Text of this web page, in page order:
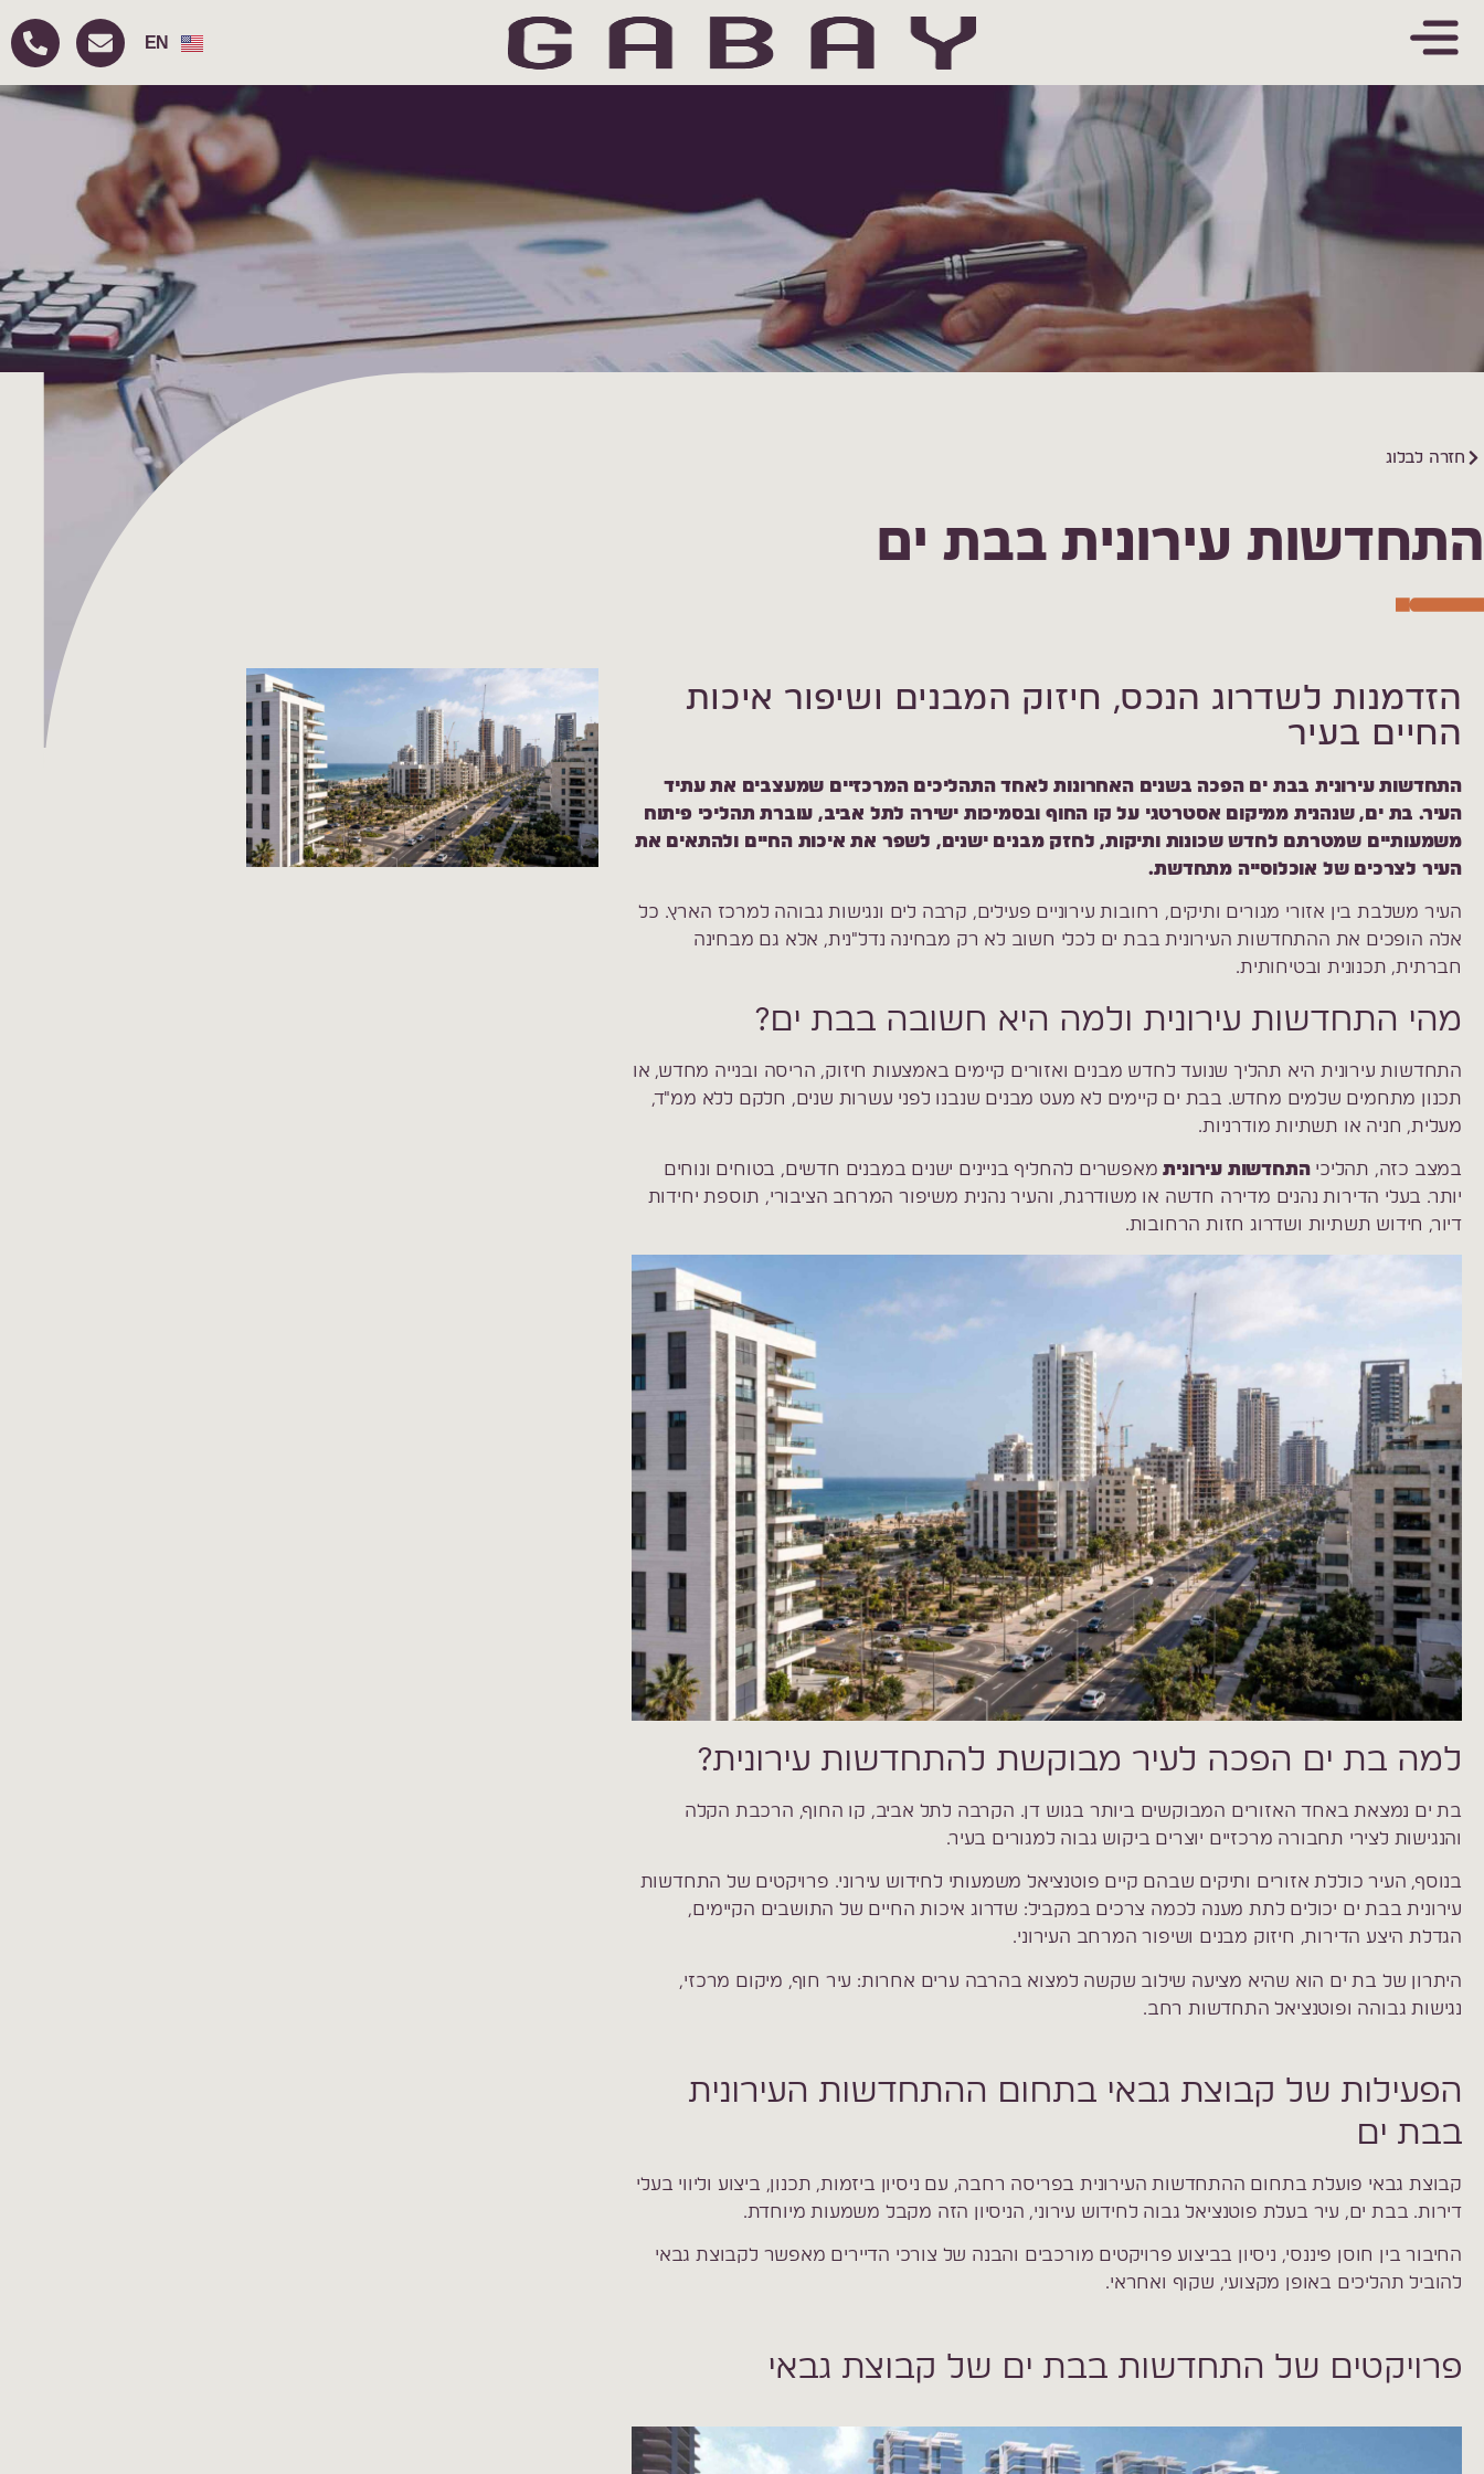
RU
חזרה לבלוג
התחדשות עירונית בבת ים
הזדמנות לשדרוג הנכס, חיזוק המבנים ושיפור איכות
החיים בעיר
התחדשות עירונית בבת ים הפכה בשנים האחרונות לאחד התהליכים המרכזיים שמעצבים את עתיד
העיר. בת ים, שנהנית ממיקום אסטרטגי על קו החוף ובסמיכות ישירה לתל אביב, עוברת תהליכי פיתוח
משמעותיים שמטרתם לחדש שכונות ותיקות, לחזק מבנים ישנים, לשפר את איכות החיים ולהתאים את
העיר לצרכים של אוכלוסייה מתחדשת.
העיר משלבת בין אזורי מגורים ותיקים, רחובות עירוניים פעילים, קרבה לים ונגישות גבוהה למרכז הארץ. כל
אלה הופכים את ההתחדשות העירונית בבת ים לכלי חשוב לא רק מבחינה נדל"נית, אלא גם מבחינה
חברתית, תכנונית ובטיחותית.
מהי התחדשות עירונית ולמה היא חשובה בבת ים?
התחדשות עירונית היא תהליך שנועד לחדש מבנים ואזורים קיימים באמצעות חיזוק, הריסה ובנייה מחדש, או
תכנון מתחמים שלמים מחדש. בבת ים קיימים לא מעט מבנים שנבנו לפני עשרות שנים, חלקם ללא ממ"ד,
מעלית, חניה או תשתיות מודרניות.
במצב כזה, תהליכיהתחדשות עירוניתמאפשרים להחליף בניינים ישנים במבנים חדשים, בטוחים ונוחים
יותר. בעלי הדירות נהנים מדירה חדשה או משודרגת, והעיר נהנית משיפור המרחב הציבורי, תוספת יחידות
דיור, חידוש תשתיות ושדרוג חזות הרחובות.
למה בת ים הפכה לעיר מבוקשת להתחדשות עירונית?
בת ים נמצאת באחד האזורים המבוקשים ביותר בגוש דן. הקרבה לתל אביב, קו החוף, הרכבת הקלה
והנגישות לצירי תחבורה מרכזיים יוצרים ביקוש גבוה למגורים בעיר.
בנוסף, העיר כוללת אזורים ותיקים שבהם קיים פוטנציאל משמעותי לחידוש עירוני. פרויקטים של התחדשות
עירונית בבת ים יכולים לתת מענה לכמה צרכים במקביל: שדרוג איכות החיים של התושבים הקיימים,
הגדלת היצע הדירות, חיזוק מבנים ושיפור המרחב העירוני.
היתרון של בת ים הוא שהיא מציעה שילוב שקשה למצוא בהרבה ערים אחרות: עיר חוף, מיקום מרכזי,
נגישות גבוהה ופוטנציאל התחדשות רחב.
הפעילות של קבוצת גבאי בתחום ההתחדשות העירונית
בבת ים
קבוצת גבאי פועלת בתחום ההתחדשות העירונית בפריסה רחבה, עם ניסיון ביזמות, תכנון, ביצוע וליווי בעלי
דירות. בבת ים, עיר בעלת פוטנציאל גבוה לחידוש עירוני, הניסיון הזה מקבל משמעות מיוחדת.
החיבור בין חוסן פיננסי, ניסיון בביצוע פרויקטים מורכבים והבנה של צורכי הדיירים מאפשר לקבוצת גבאי
להוביל תהליכים באופן מקצועי, שקוף ואחראי.
פרויקטים של התחדשות בבת ים של קבוצת גבאי